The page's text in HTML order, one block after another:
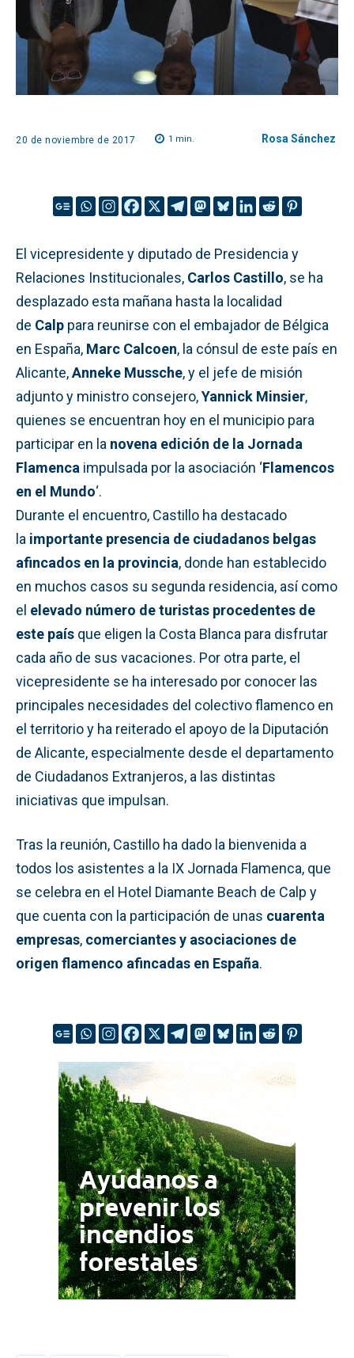
20 de noviembre de 2017 1 min. Rosa Sánchez
El vicepresidente y diputado de Presidencia y
Relaciones Institucionales, Carlos Castillo, se ha
desplazado esta mañana hasta la localidad
de Calp para reunirse con el embajador de Bélgica
en España, Marc Calcoen, la cónsul de este país en
Alicante,Anneke Mussche, y el jefe de misión
adjunto y ministro consejero,Yannick Minsier,
quienes se encuentran hoy en el municipio para
participar en la novena edición de la Jornada
Flamenca impulsada por la asociación ‘Flamencos
en el Mundo‘.
Durante el encuentro, Castillo ha destacado
la importante presencia de ciudadanos belgas
afincados en la provincia, donde han establecido
en muchos casos su segunda residencia, así como
el elevado número de turistas procedentes de
este país que eligen la Costa Blanca para disfrutar
cada año de sus vacaciones. Por otra parte, el
vicepresidente se ha interesado por conocer las
principales necesidades del colectivo flamenco en
el territorio y ha reiterado el apoyo de la Diputación
de Alicante, especialmente desde el departamento
de Ciudadanos Extranjeros, a las distintas
iniciativas que impulsan.
Tras la reunión, Castillo ha dado la bienvenida a
todos los asistentes a la IX Jornada Flamenca, que
se celebra en el Hotel Diamante Beach de Calp y
que cuenta con la participación de unas cuarenta
empresas, comerciantes y asociaciones de
origen flamenco afincadas en España.